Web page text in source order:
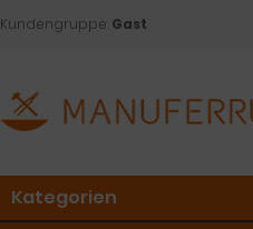
Kundengruppe: Gast
Kategorien